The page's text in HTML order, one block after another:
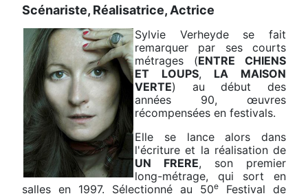
Scénariste, Réalisatrice, Actrice
Sylvie Verheyde se fait
remarquer par ses courts
métrages (ENTRE CHIENS
ET LOUPS, LA MAISON
VERTE) au début des
années 90, œuvres
récompensées en festivals.
Elle se lance alors dans
l'écriture et la réalisation de
UN FRERE, son premier
long-métrage, qui sort en
salles en 1997. Sélectionné au 50e
Festival de